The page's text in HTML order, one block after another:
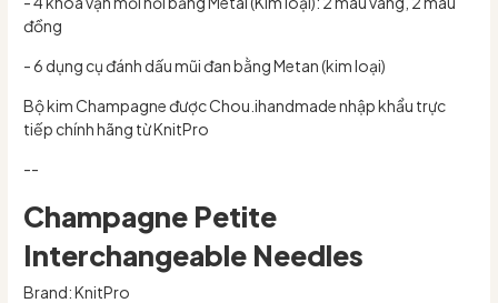
đồng
- 6 dụng cụ đánh dấu mũi đan bằng Metan (kim loại)
Bộ kim Champagne được Chou.ihandmade nhập khẩu trực
tiếp chính hãng từ KnitPro
--
Champagne Petite
Interchangeable Needles
Brand: KnitPro